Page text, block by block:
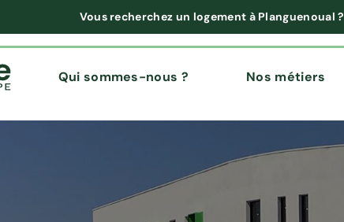
Vous recherchez un logement à Planguenoual ?
Qui sommes-nous ? Nos métiers